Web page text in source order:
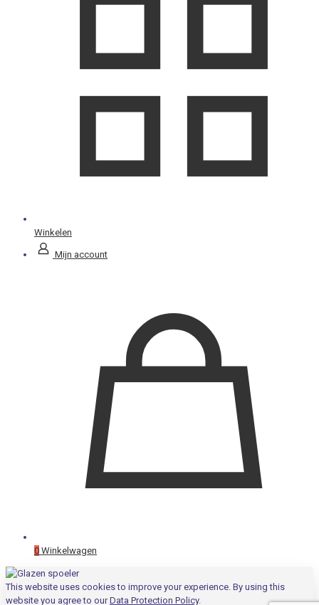
Winkelen
Mijn account
0 Winkelwagen
This website uses cookies to improve your experience. By using this
website you agree to ourData Protection Policy.